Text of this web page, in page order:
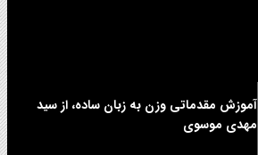
آموزش مقدماتی وزن به زبان ساده، از سید
مهدی موسوی